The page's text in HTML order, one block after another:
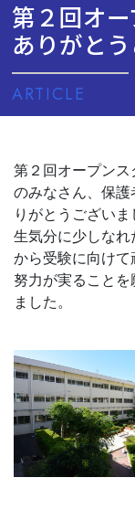
第２回オー
ありがと
ARTICLE
第２回オープン
のみなさん、保
りがとうござい
生気分に少しな
から受験に向け
努力が実ること
ました。